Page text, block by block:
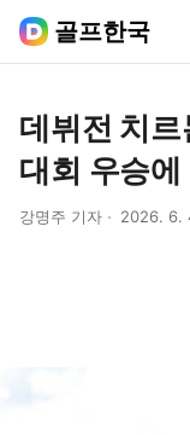
골프한국
데뷔전 치
대회 우승
강명주 기자 2026. 6.